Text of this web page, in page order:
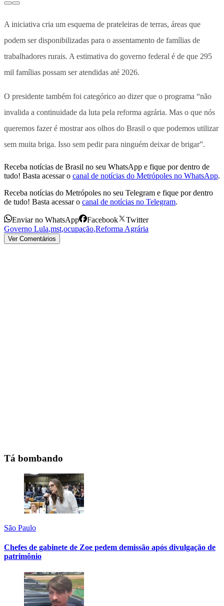
A iniciativa cria um esquema de prateleiras de terras, áreas que
podem ser disponibilizadas para o assentamento de famílias de
trabalhadores rurais. A estimativa do governo federal é de que 295
mil famílias possam ser atendidas até 2026.
O presidente também foi categórico ao dizer que o programa “não
invalida a continuidade da luta pela reforma agrária. Mas o que nós
queremos fazer é mostrar aos olhos do Brasil o que podemos utilizar
sem muita briga. Isso sem pedir para ninguém deixar de brigar”.
Receba notícias de Brasil no seu WhatsApp e fique por dentro de
tudo! Basta acessar o canal de notícias do Metrópoles no WhatsApp.
Receba notícias do Metrópoles no seu Telegram e fique por dentro
de tudo! Basta acessar o canal de notícias no Telegram.
Enviar no WhatsApp Facebook
Twitter
Governo Lula,mst,ocupação,Reforma Agrária
Ver Comentários
Tá bombando
São Paulo
Chefes de gabinete de Zoe pedem demissão após divulgação de
patrimônio